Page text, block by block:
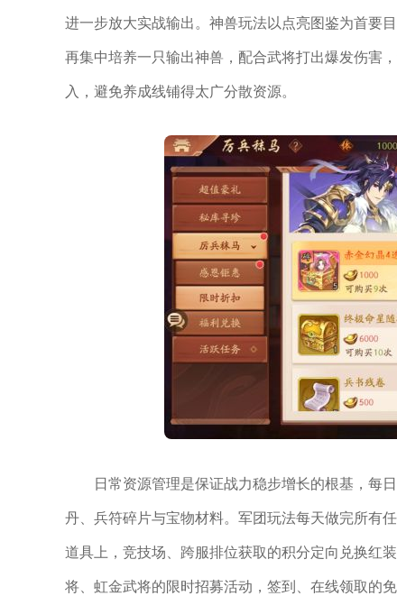
进一步放大实战输出。神兽玩法以点亮图鉴为首要
再集中培养一只输出神兽，配合武将打出爆发伤害
入，避免养成线铺得太广分散资源。
日常资源管理是保证战力稳步增长的根基，每
丹、兵符碎片与宝物材料。军团玩法每天做完所有
道具上，竞技场、跨服排位获取的积分定向兑换红
将、虹金武将的限时招募活动，签到、在线领取的